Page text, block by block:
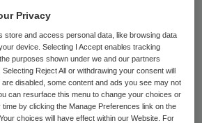
maandag worden die
in de EHBO app van de
Rode Kruis heeft die taak
het Radboudumc, dat in
het in kaart brengen van
De teller staat op zo’n
Privacy
store and access personal data, like browsing data
device. Selecting I Accept enables tracking
purposes shown under we and our partners
Reject All or withdrawing your consent will
disabled, some content and ads you see may not
can resurface this menu to change your choices or
by clicking the Manage Preferences link on the
choices will have effect within our Website. For